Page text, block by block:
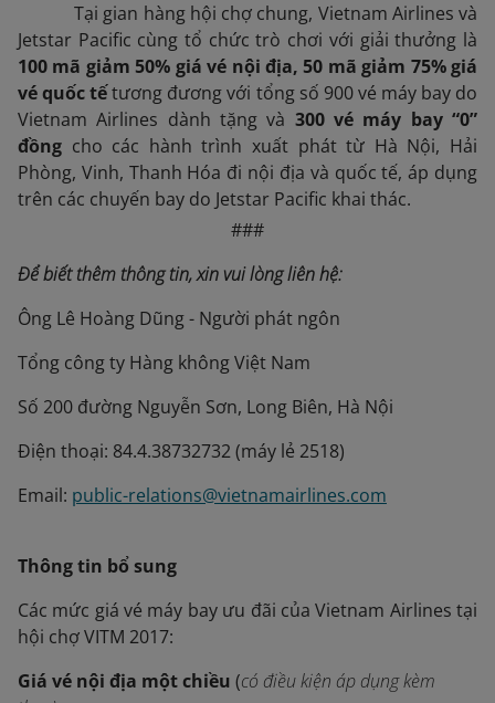
Tại gian hàng hội chợ chung, Vietnam Airlines và
Jetstar Pacific cùng tổ chức trò chơi với giải thưởng là
100 mã giảm 50% giá vé nội địa, 50 mã giảm 75% giá
vé quốc tếtương đương với tổng số 900 vé máy bay do
Vietnam Airlines dành tặng và 300 vé máy bay “0”
đồng cho các hành trình xuất phát từ Hà Nội, Hải
Phòng, Vinh, Thanh Hóa đi nội địa và quốc tế, áp dụng
trên các chuyến bay do Jetstar Pacific khai thác.
###
Để biết thêm thông tin, xin vui lòng liên hệ:
Ông Lê Hoàng Dũng - Người phát ngôn
Tổng công ty Hàng không Việt Nam
Số 200 đường Nguyễn Sơn, Long Biên, Hà Nội
Điện thoại: 84.4.38732732 (máy lẻ 2518)
Email: public-relations@vietnamairlines.com
Thông tin bổ sung
Các mức giá vé máy bay ưu đãi của Vietnam Airlines tại
hội chợ VITM 2017:
Giá vé nội địa một chiều (có điều kiện áp dụng kèm